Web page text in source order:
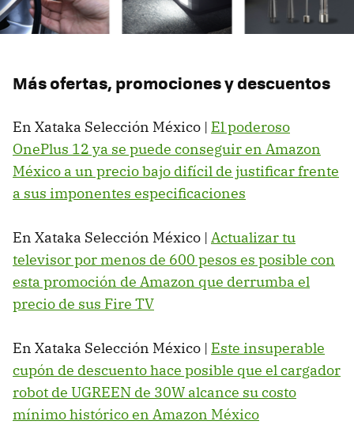
Más ofertas, promociones y descuentos
En Xataka Selección México | El poderoso
OnePlus 12 ya se puede conseguir en Amazon
México a un precio bajo difícil de justificar frente
a sus imponentes especificaciones
En Xataka Selección México | Actualizar tu
televisor por menos de 600 pesos es posible con
esta promoción de Amazon que derrumba el
precio de sus Fire TV
En Xataka Selección México | Este insuperable
cupón de descuento hace posible que el cargador
robot de UGREEN de 30W alcance su costo
mínimo histórico en Amazon México